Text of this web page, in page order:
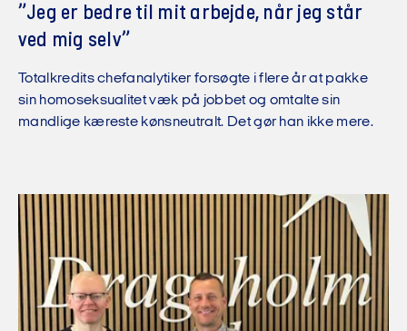
”Jeg er bedre til mit arbejde, når jeg står
ved mig selv”
Totalkredits chefanalytiker forsøgte i flere år at pakke
sin homoseksualitet væk på jobbet og omtalte sin
mandlige kæreste kønsneutralt. Det gør han ikke mere.